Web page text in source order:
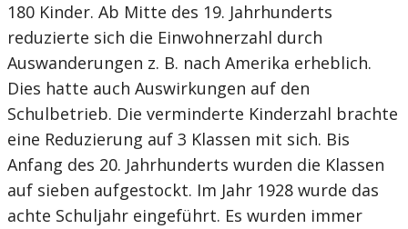
180 Kinder. Ab Mitte des 19. Jahrhunderts
reduzierte sich die Einwohnerzahl durch
Auswanderungen z. B. nach Amerika erheblich.
Dies hatte auch Auswirkungen auf den
Schulbetrieb. Die verminderte Kinderzahl brachte
eine Reduzierung auf 3 Klassen mit sich. Bis
Anfang des 20. Jahrhunderts wurden die Klassen
auf sieben aufgestockt. Im Jahr 1928 wurde das
achte Schuljahr eingeführt. Es wurden immer